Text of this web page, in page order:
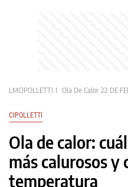
LMCIPOLLETTI Ola De Calor 22 DE
CIPOLLETTI
Ola de calor:
más calurosos y
temperatura